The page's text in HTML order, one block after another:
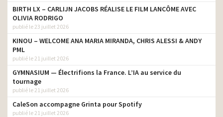
BIRTH LX – CARLIJN JACOBS RÉALISE LE FILM LANCÔME AVEC
OLIVIA RODRIGO
publié le 23 juillet 2026
KINOU – WELCOME ANA MARIA MIRANDA, CHRIS ALESSI & ANDY
PML
publié le 21 juillet 2026
GYMNASIUM — Électrifions la France. L’IA au service du
tournage
publié le 21 juillet 2026
CaleSon accompagne Grinta pour Spotify
publié le 21 juillet 2026